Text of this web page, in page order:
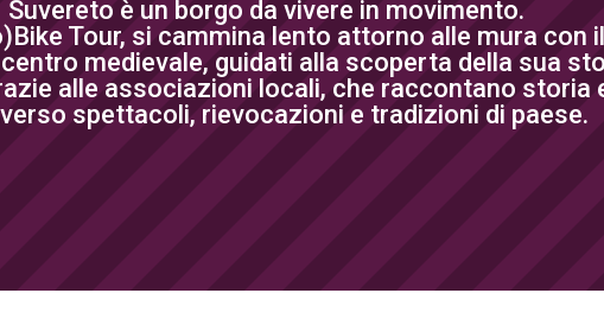
Suvereto è un borgo da vivere in movimento.
Tour, si cammina lento attorno alle mura con
medievale, guidati alla scoperta della sua
alle associazioni locali, che raccontano
spettacoli, rievocazioni e tradizioni di paese.